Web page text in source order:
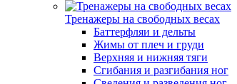
Тренажеры на свободных весах
Баттерфляи и дельты
Жимы от плеч и груди
Верхняя и нижняя тяги
Сгибания и разгибания ног